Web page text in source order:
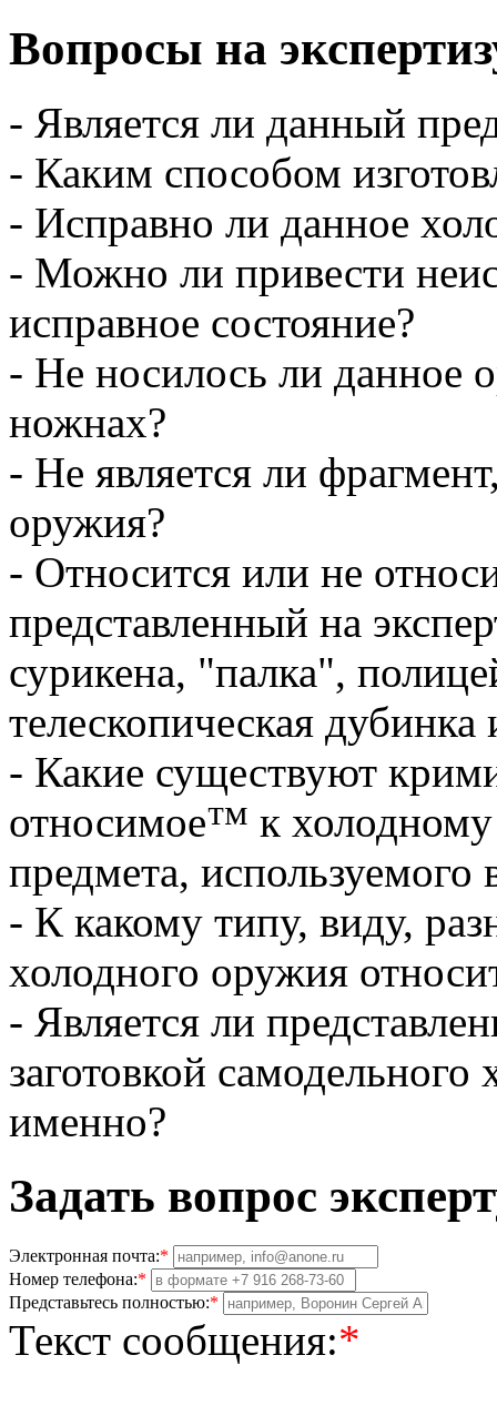
Вопросы на
- Является ли данный
- Каким способом
- Исправно ли данное
- Можно ли привести
исправное состояние?
- Не носилось ли данное
ножнах?
- Не является ли
оружия?
- Относится или не
представленный на
сурикена, "палка",
телескопическая дубинка
- Какие существуют
относимое™ к
предмета, используемого
- К какому типу, виду,
холодного оружия
- Является ли
заготовкой
именно?
Задать вопрос
Электронная почта:*
Номер телефона:*
Представьтесь полностью:*
Текст сообщения:*